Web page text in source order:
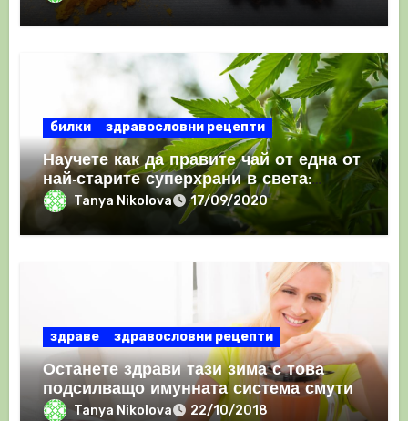
билки здравословни рецепти
Научете как да правите чай от една от
най-старите суперхрани в света:
канабис
Tanya Nikolova 17/09/2020
здраве здравословни рецепти
Останете здрави тази зима с това
подсилващо имунната система смути
Tanya Nikolova 22/10/2018